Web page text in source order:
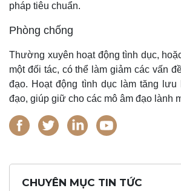
pháp tiêu chuẩn.
Phòng chống
Thường xuyên hoạt động tình dục,
một đối tác, có thể làm giảm các vấn
đạo. Hoạt động tình dục làm tăng
đạo, giúp giữ cho các mô âm đạo lành
CHUYÊN MỤC TIN TỨC